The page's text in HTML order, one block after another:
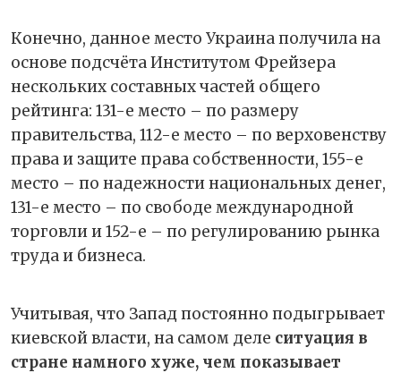
Конечно, данное место Украина получила на
основе подсчёта Институтом Фрейзера
нескольких составных частей общего
рейтинга: 131-е место – по размеру
правительства, 112-е место – по верховенству
права и защите права собственности, 155-е
место – по надежности национальных денег,
131-е место – по свободе международной
торговли и 152-е – по регулированию рынка
труда и бизнеса.
Учитывая, что Запад постоянно подыгрывает
киевской власти, на самом деле ситуация в
стране намного хуже, чем показывает